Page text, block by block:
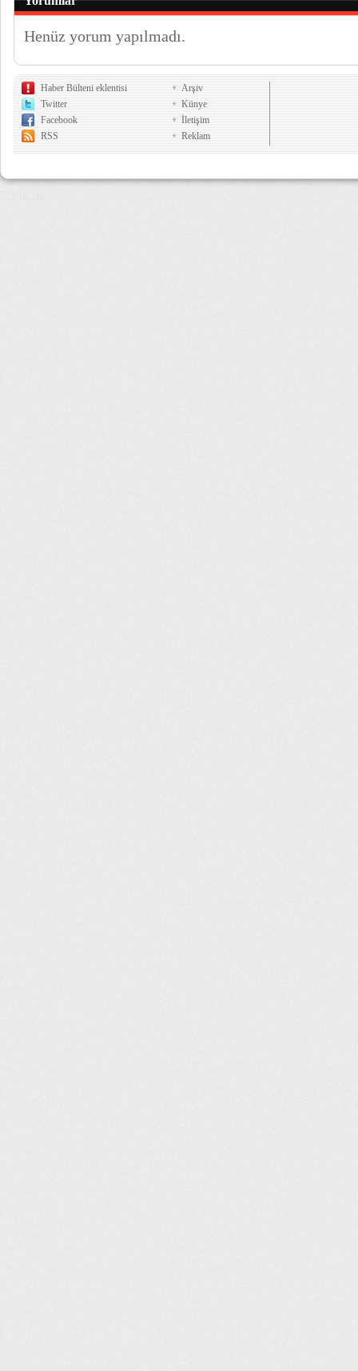
Henüz yorum yapılmadı.
Haber Bülteni eklentisi
Twitter
Facebook
RSS
Arşiv
Künye
İletişim
Reklam